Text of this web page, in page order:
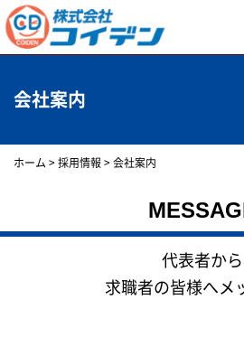
会社案内
ホーム >採用情報 >会社案内
代表者から
求職者の皆様へメ